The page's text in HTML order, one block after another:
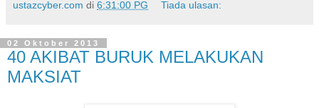
ustazcyber.com di 6:31:00 PG Tiada ulasan:
02 Oktober 2013
40 AKIBAT BURUK MELAKUKAN
MAKSIAT